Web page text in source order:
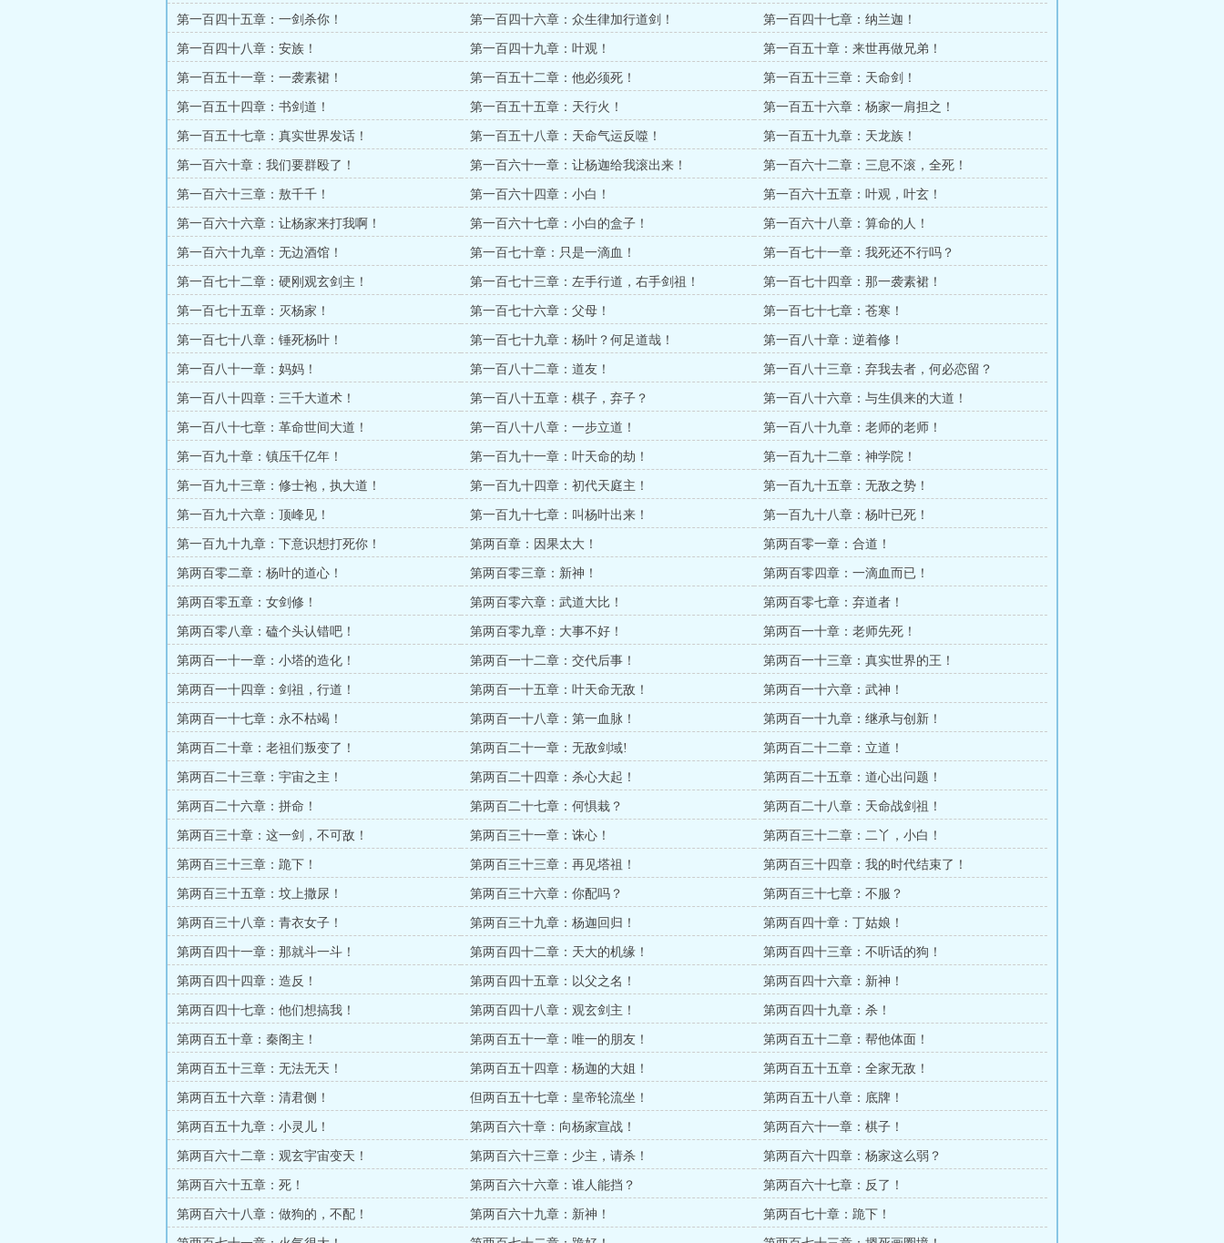
第一百四十五章：一剑杀你！ 第一百四十六章：众生律加行道剑！ 第一百四十七章：纳兰迦！
第一百四十八章：安族！ 第一百四十九章：叶观！ 第一百五十章：来世再做兄弟！
第一百五十一章：一袭素裙！ 第一百五十二章：他必须死！ 第一百五十三章：天命剑！
第一百五十四章：书剑道！ 第一百五十五章：天行火！ 第一百五十六章：杨家一肩担之！
第一百五十七章：真实世界发话！ 第一百五十八章：天命气运反噬！ 第一百五十九章：天龙族！
第一百六十章：我们要群殴了！ 第一百六十一章：让杨迦给我滚出来！ 第一百六十二章：三息不滚，全死！
第一百六十三章：敖千千！ 第一百六十四章：小白！ 第一百六十五章：叶观，叶玄！
第一百六十六章：让杨家来打我啊！ 第一百六十七章：小白的盒子！ 第一百六十八章：算命的人！
第一百六十九章：无边酒馆！ 第一百七十章：只是一滴血！ 第一百七十一章：我死还不行吗？
第一百七十二章：硬刚观玄剑主！ 第一百七十三章：左手行道，右手剑祖！ 第一百七十四章：那一袭素裙！
第一百七十五章：灭杨家！ 第一百七十六章：父母！ 第一百七十七章：苍寒！
第一百七十八章：锤死杨叶！ 第一百七十九章：杨叶？何足道哉！ 第一百八十章：逆着修！
第一百八十一章：妈妈！ 第一百八十二章：道友！ 第一百八十三章：弃我去者，何必恋留？
第一百八十四章：三千大道术！ 第一百八十五章：棋子，弃子？ 第一百八十六章：与生俱来的大道！
第一百八十七章：革命世间大道！ 第一百八十八章：一步立道！ 第一百八十九章：老师的老师！
第一百九十章：镇压千亿年！ 第一百九十一章：叶天命的劫！ 第一百九十二章：神学院！
第一百九十三章：修士袍，执大道！ 第一百九十四章：初代天庭主！ 第一百九十五章：无敌之势！
第一百九十六章：顶峰见！ 第一百九十七章：叫杨叶出来！ 第一百九十八章：杨叶已死！
第一百九十九章：下意识想打死你！ 第两百章：因果太大！ 第两百零一章：合道！
第两百零二章：杨叶的道心！ 第两百零三章：新神！ 第两百零四章：一滴血而已！
第两百零五章：女剑修！ 第两百零六章：武道大比！ 第两百零七章：弃道者！
第两百零八章：磕个头认错吧！ 第两百零九章：大事不好！ 第两百一十章：老师先死！
第两百一十一章：小塔的造化！ 第两百一十二章：交代后事！ 第两百一十三章：真实世界的王！
第两百一十四章：剑祖，行道！ 第两百一十五章：叶天命无敌！ 第两百一十六章：武神！
第两百一十七章：永不枯竭！ 第两百一十八章：第一血脉！ 第两百一十九章：继承与创新！
第两百二十章：老祖们叛变了！ 第两百二十一章：无敌剑域! 第两百二十二章：立道！
第两百二十三章：宇宙之主！ 第两百二十四章：杀心大起！ 第两百二十五章：道心出问题！
第两百二十六章：拼命！ 第两百二十七章：何惧栽？ 第两百二十八章：天命战剑祖！
第两百三十章：这一剑，不可敌！ 第两百三十一章：诛心！ 第两百三十二章：二丫，小白！
第两百三十三章：跪下！ 第两百三十三章：再见塔祖！ 第两百三十四章：我的时代结束了！
第两百三十五章：坟上撒尿！ 第两百三十六章：你配吗？ 第两百三十七章：不服？
第两百三十八章：青衣女子！ 第两百三十九章：杨迦回归！ 第两百四十章：丁姑娘！
第两百四十一章：那就斗一斗！ 第两百四十二章：天大的机缘！ 第两百四十三章：不听话的狗！
第两百四十四章：造反！ 第两百四十五章：以父之名！ 第两百四十六章：新神！
第两百四十七章：他们想搞我！ 第两百四十八章：观玄剑主！ 第两百四十九章：杀！
第两百五十章：秦阁主！ 第两百五十一章：唯一的朋友！ 第两百五十二章：帮他体面！
第两百五十三章：无法无天！ 第两百五十四章：杨迦的大姐！ 第两百五十五章：全家无敌！
第两百五十六章：清君侧！ 但两百五十七章：皇帝轮流坐！ 第两百五十八章：底牌！
第两百五十九章：小灵儿！ 第两百六十章：向杨家宣战！ 第两百六十一章：棋子！
第两百六十二章：观玄宇宙变天！ 第两百六十三章：少主，请杀！ 第两百六十四章：杨家这么弱？
第两百六十五章：死！ 第两百六十六章：谁人能挡？ 第两百六十七章：反了！
第两百六十八章：做狗的，不配！ 第两百六十九章：新神！ 第两百七十章：跪下！